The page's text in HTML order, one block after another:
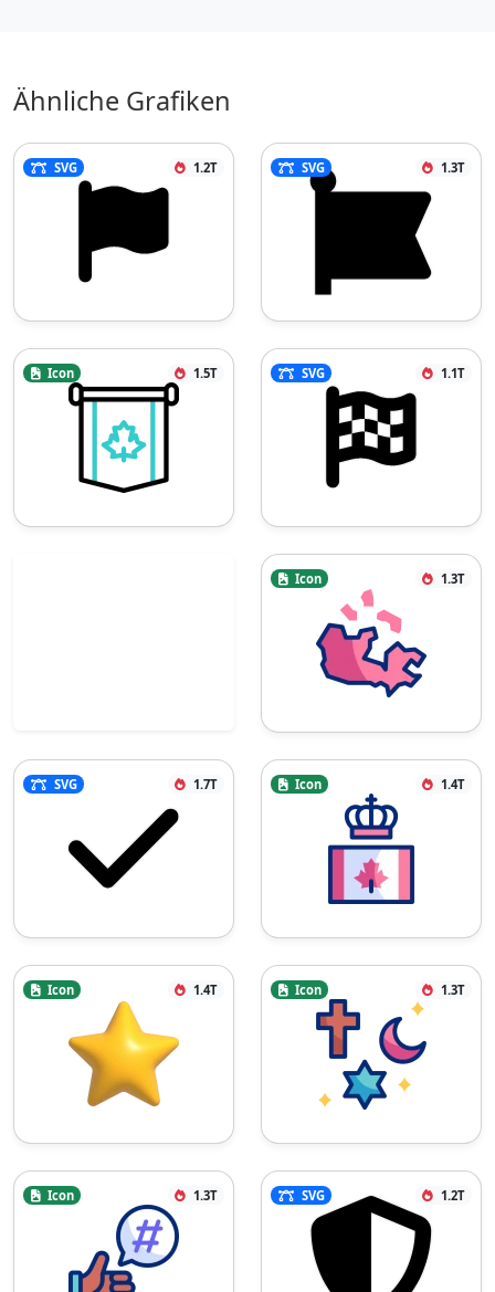
Ähnliche Grafiken
SVG 1.2T SVG 1.3T
Icon 1.5T SVG 1.1T
Icon 1.3T
SVG 1.7T Icon 1.4T
Icon 1.4T Icon 1.3T
Icon 1.3T SVG 1.2T